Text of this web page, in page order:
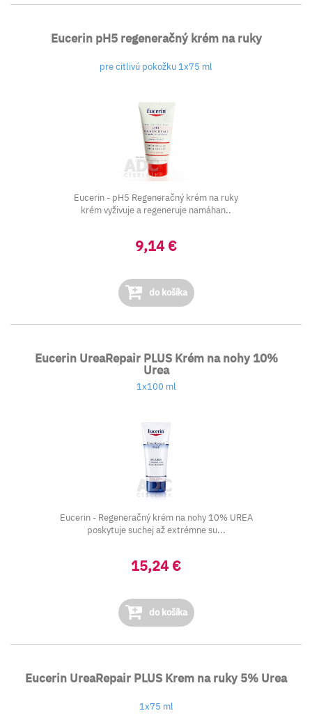
Eucerin pH5 regeneračný krém na ruky
pre citlivú pokožku 1x75 ml
Eucerin - pH5 Regeneračný krém na ruky
krém vyživuje a regeneruje namáhan..
9,14 €
do košíka
Eucerin UreaRepair PLUS Krém na nohy 10%
Urea
1x100 ml
Eucerin - Regeneračný krém na nohy 10% UREA
poskytuje suchej až extrémne su...
15,24 €
do košíka
Eucerin UreaRepair PLUS Krem na ruky 5% Urea
1x75 ml